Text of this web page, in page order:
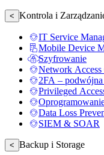
< Kontrola i
IT Service
Mobile Device
Szyfrowanie
Network Access
2FA – podwójna
Privileged
Data Loss
SIEM & SOAR
< Backup i Storage